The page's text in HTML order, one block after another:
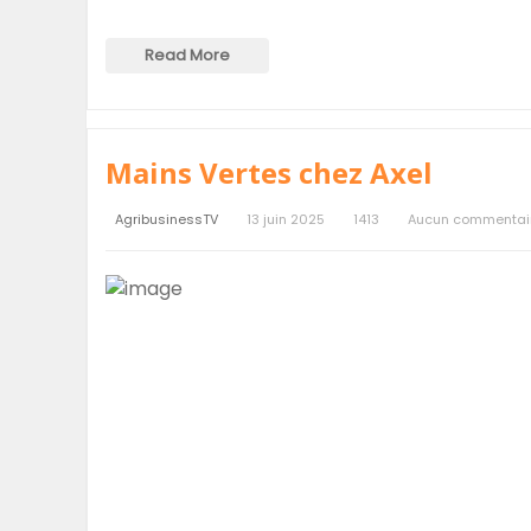
Read More
Mains Vertes chez Axel
AgribusinessTV 13 juin 2025 1413 Aucun